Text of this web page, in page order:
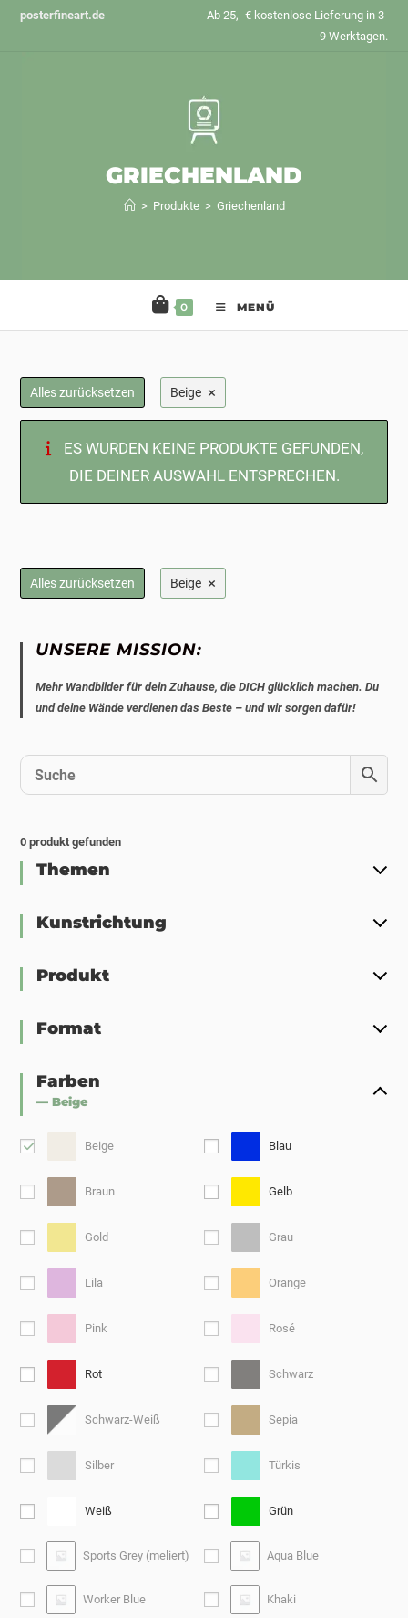
Zumposterfineart.de
Ab 25,- € kostenlose Lieferung in 3-
9 Werktagen.
GRIECHENLAND
> Produkte > Griechenland
0 MENÜ
Alles zurücksetzen Beige ×
ES WURDEN KEINE PRODUKTE GEFUNDEN,
DIE DEINER AUSWAHL ENTSPRECHEN.
Alles zurücksetzen Beige ×
UNSERE MISSION:
Mehr Wandbilder für dein Zuhause, die DICH glücklich machen. Du
und deine Wände verdienen das Beste – und wir sorgen dafür!
0 produkt gefunden
Themen
Kunstrichtung
Produkt
Format
Farben
— Beige
Beige Blau
Braun Gelb
Gold Grau
Lila Orange
Pink Rosé
Rot Schwarz
Schwarz-Weiß Sepia
Silber Türkis
Weiß Grün
Sports Grey (meliert) Aqua Blue
Worker Blue Khaki